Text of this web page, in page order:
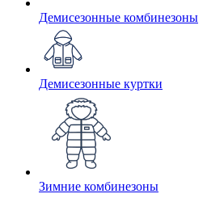
Демисезонные комбинезоны
Демисезонные куртки
Зимние комбинезоны